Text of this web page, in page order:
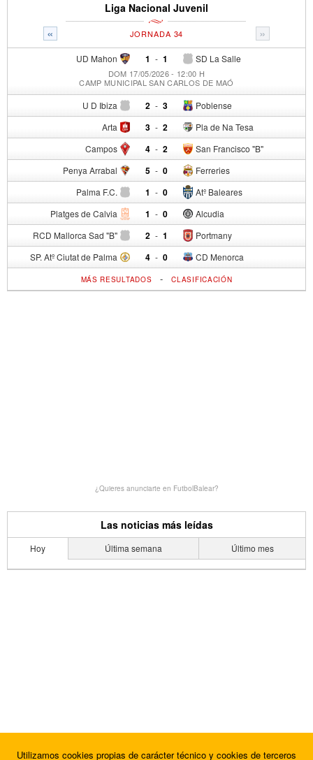
Liga Nacional Juvenil
« »
JORNADA 34
UD Mahon 1 - SD La Salle
1
DOM 17/05/2026 - 12:00 H
CAMP MUNICIPAL SAN CARLOS DE MAÓ
U D Ibiza 2 - Poblense
3
Arta 3 - Pla de Na Tesa
2
Campos 4 - San Francisco "B"
2
Penya Arrabal 5 - Ferreries
0
Palma F.C. 1 - Atº Baleares
0
Platges de Calvia 1 - Alcudia
0
RCD Mallorca Sad "B" 2 - Portmany
1
SP. Atº Ciutat de Palma 4 - CD Menorca
0
MÁS RESULTADOS -CLASIFICACIÓN
¿Quieres anunciarte en FutbolBalear?
Las noticias más leídas
Hoy Última semana Último mes
Utilizamos cookies propias de carácter técnico y cookies de terceros